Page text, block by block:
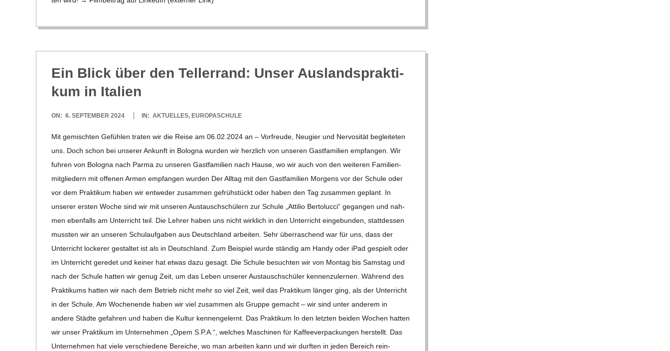
S
C
H
U
E
Ein Blick über den Tel­ler­rand: Unser Aus­lands­prak­ti­
kum in Italien
2024-
ON: 6. SEPTEMBER 2024 IN: AKTUELLES, EUROPASCHULE
Mit gemisch­ten Gefüh­len tra­ten wir die Reise am 06.02.2024 an – Vor­freude, Neu­gier und Ner­vo­si­tät beglei­te­ten
uns. Doch schon bei unse­rer Ankunft in Bolo­gna wur­den wir herz­lich von unse­ren Gast­fa­mi­lien emp­fan­gen. Wir
fuh­ren von Bolo­gna nach Parma zu unse­ren Gast­fa­mi­lien nach Hause, wo wir auch von den wei­te­ren Fami­li­en­
mit­glie­dern mit offe­nen Armen emp­fan­gen wur­den Der All­tag mit den Gast­fa­mi­lien Mor­gens vor der Schule oder
vor dem Prak­ti­kum haben wir ent­we­der zusam­men gefrüh­stückt oder haben den Tag zusam­men geplant. In
unse­rer ers­ten Woche sind wir mit unse­ren Aus­tausch­schü­lern zur Schule „Atti­lio Ber­to­lucci“ gegan­gen und nah­
men eben­falls am Unter­richt teil. Die Leh­rer haben uns nicht wirk­lich in den Unter­richt ein­ge­bun­den, statt­des­sen
muss­ten wir an unse­ren Schul­auf­ga­ben aus Deutsch­land arbei­ten. Sehr über­ra­schend war für uns, dass der
Unter­richt locke­rer gestal­tet ist als in Deutsch­land. Zum Bei­spiel wurde stän­dig am Handy oder iPad gespielt oder
im Unter­richt gere­det und kei­ner hat etwas dazu gesagt. Die Schule besuch­ten wir von Mon­tag bis Sams­tag und
nach der Schule hat­ten wir genug Zeit, um das Leben unse­rer Aus­tausch­schü­ler ken­nen­zu­ler­nen. Wäh­rend des
Prak­ti­kums hat­ten wir nach dem Betrieb nicht mehr so viel Zeit, weil das Prak­ti­kum län­ger ging, als der Unter­richt
in der Schule. Am Wochen­ende haben wir viel zusam­men als Gruppe gemacht – wir sind unter ande­rem in
andere Städte gefah­ren und haben die Kul­tur ken­nen­ge­lernt. Das Prak­ti­kum In den letz­ten bei­den Wochen hat­ten
wir unser Prak­ti­kum im Unter­neh­men „Opem S.P.A.“, wel­ches Maschi­nen für Kaf­fee­ver­pa­ckun­gen her­stellt. Das
Unter­neh­men hat viele ver­schie­dene Berei­che, wo man arbei­ten kann und wir durf­ten in jeden Bereich rein­